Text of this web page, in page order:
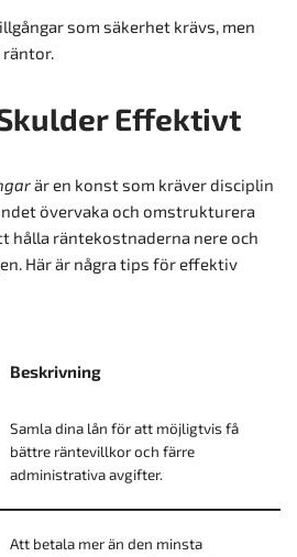
som säkerhet krävs, men
räntor.
Effektivt
är en konst som kräver disciplin
övervaka och omstrukturera
hålla räntekostnaderna nere och
Här är några tips för effektiv
Beskrivning
Samla dina lån för att möjligtvis få
bättre räntevillkor och färre
administrativa avgifter.
Att betala mer än den minsta